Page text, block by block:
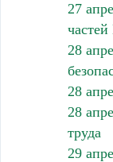
27
28
28
28
труда
29